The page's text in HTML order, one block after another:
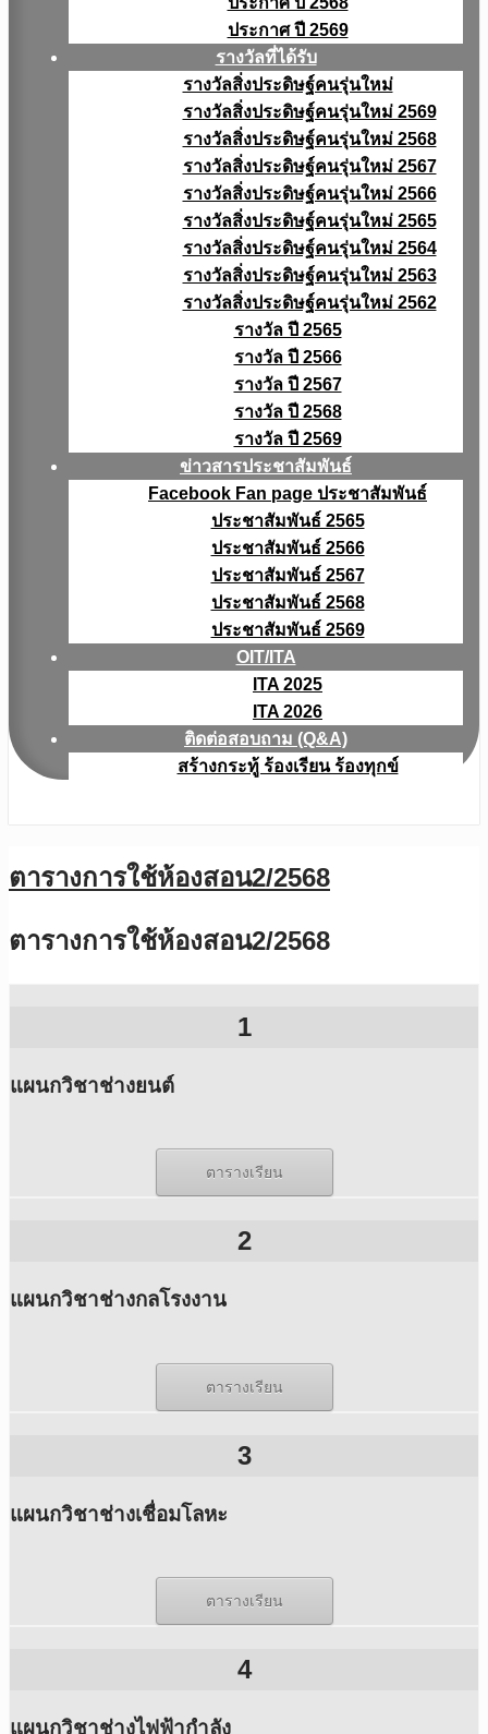
ประกาศ ปี 2569
รางวัลที่ได้รับ
รางวัลสิ่งประดิษฐ์คนรุ่นใหม่
รางวัลสิ่งประดิษฐ์คนรุ่นใหม่ 2569
รางวัลสิ่งประดิษฐ์คนรุ่นใหม่ 2568
รางวัลสิ่งประดิษฐ์คนรุ่นใหม่ 2567
รางวัลสิ่งประดิษฐ์คนรุ่นใหม่ 2566
รางวัลสิ่งประดิษฐ์คนรุ่นใหม่ 2565
รางวัลสิ่งประดิษฐ์คนรุ่นใหม่ 2564
รางวัลสิ่งประดิษฐ์คนรุ่นใหม่ 2563
รางวัลสิ่งประดิษฐ์คนรุ่นใหม่ 2562
รางวัล ปี 2565
รางวัล ปี 2566
รางวัล ปี 2567
รางวัล ปี 2568
รางวัล ปี 2569
ข่าวสารประชาสัมพันธ์
Facebook Fan page ประชาสัมพันธ์
ประชาสัมพันธ์ 2565
ประชาสัมพันธ์ 2566
ประชาสัมพันธ์ 2567
ประชาสัมพันธ์ 2568
ประชาสัมพันธ์ 2569
OIT/ITA
ITA 2025
ITA 2026
ติดต่อสอบถาม (Q&A)
สร้างกระทู้ ร้องเรียน ร้องทุกข์
ตารางการใช้ห้องสอน2/2568
ตารางการใช้ห้องสอน2/2568
1
แผนกวิชาช่างยนต์
ตารางเรียน
2
แผนกวิชาช่างกลโรงงาน
ตารางเรียน
3
แผนกวิชาช่างเชื่อมโลหะ
ตารางเรียน
4
แผนกวิชาช่างไฟฟ้ากำลัง